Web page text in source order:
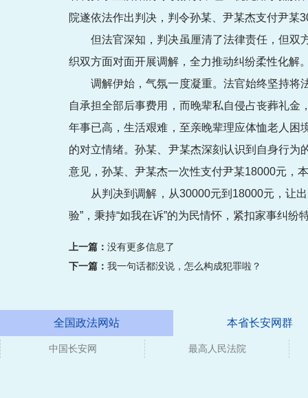
院遂依法作出判决，判令孙某、尹某杰支付尹某
但法官深知，判决虽厘清了法律责任，但双
织双方面对面开展调解，全力推动纠纷柔性化解
调解伊始，气氛一度凝重。法官始终坚持将
自承担全部后事费用，而晚辈私自侵占丧葬礼
年事已高，生活艰难，至亲晚辈理应体恤老人
的对立情绪。孙某、尹某杰深刻认识到自身行
意见，孙某、尹某杰一次性支付尹某18000元，
从判决到调解，从30000元到18000元，让
验”，秉持“如我在诉”的为民情怀，紧扣家事纠
上一篇： 没有更多信息了
下一篇： 我一句话都没说，怎么构成犯罪啦？
全国政法网站 本省长安网群
中国长安网 最高人民法院